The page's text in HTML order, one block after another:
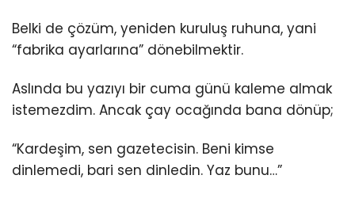
Belki de çözüm, yeniden kuruluş ruhuna, yani
“fabrika ayarlarına” dönebilmektir.
Aslında bu yazıyı bir cuma günü kaleme almak
istemezdim. Ancak çay ocağında bana dönüp;
“Kardeşim, sen gazetecisin. Beni kimse
dinlemedi, bari sen dinledin. Yaz bunu…”